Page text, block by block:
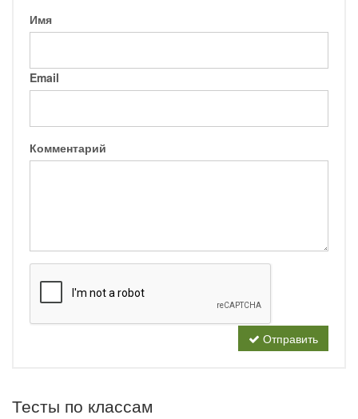
Имя
Email
Комментарий
Отправить
Тесты по классам